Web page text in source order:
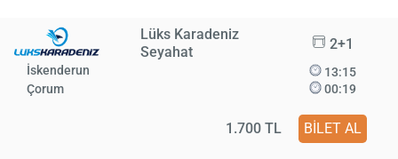
Lüks Karadeniz
Seyahat
2+1
İskenderun
Çorum
13:15
00:19
1.700 TL BİLET AL